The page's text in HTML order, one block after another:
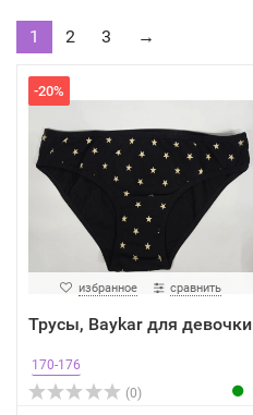
1 2 3 →
-20%
избранное сравнить
Трусы, Baykar для девочки
170-176
(0)